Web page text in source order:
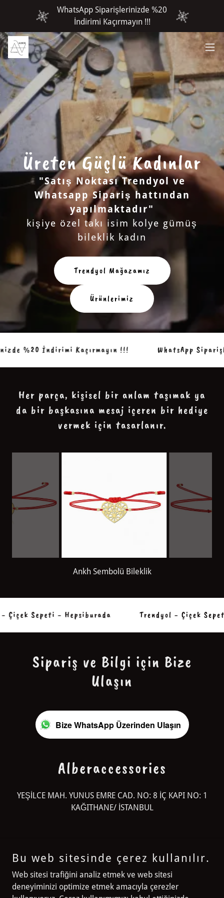
WhatsApp Siparişlerinizde %20
İndirimi Kaçırmayın !!!
Üreten Güçlü Kadınlar
"Satış Noktası Trendyol ve
Whatsapp Sipariş hattından
yapılmaktadır"
kişiye özel takı isim kolye gümüş
bileklik kadın
Trendyol Mağazamız
Ürünlerimiz
%20 İndirimi Kaçırmayın !!! WhatsApp
Her parça, kişisel bir anlam taşımak ya
da bir başkasına mesaj içeren bir hediye
vermek için tasarlanır.
Origami Kalp Bileklik
Sepeti - Hepsiburada Trendyol - Çiçek
Sipariş ve Bilgi için Bize
Ulaşın
Bize WhatsApp Üzerinden Ulaşın
Alberaccessories
YEŞİLCE MAH. YUNUS EMRE CAD. NO: 8 İÇ KAPI NO: 1
KAĞITHANE/ İSTANBUL
Alberaccessories
YEŞİLCE MAH. YUNUS EMRE CAD. NO: 8 İÇ KAPI NO: 1 KAĞITHANE/
İSTANBUL
Bu web sitesinde çerez kullanılır.
Web sitesi trafiğini analiz etmek ve web sitesi
deneyiminizi optimize etmek amacıyla çerezler